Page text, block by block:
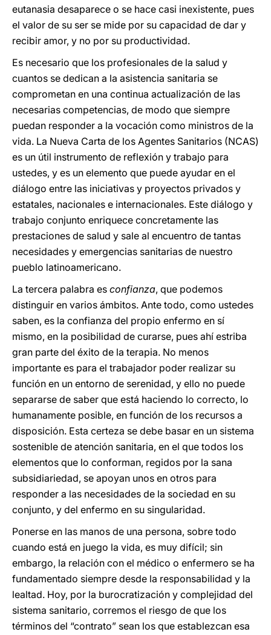
eutanasia desaparece o se hace casi inexistente, pues
el valor de su ser se mide por su capacidad de dar y
recibir amor, y no por su productividad.
Es necesario que los profesionales de la salud y
cuantos se dedican a la asistencia sanitaria se
comprometan en una continua actualización de las
necesarias competencias, de modo que siempre
puedan responder a la vocación como ministros de la
vida. La Nueva Carta de los Agentes Sanitarios (NCAS)
es un útil instrumento de reflexión y trabajo para
ustedes, y es un elemento que puede ayudar en el
diálogo entre las iniciativas y proyectos privados y
estatales, nacionales e internacionales. Este diálogo y
trabajo conjunto enriquece concretamente las
prestaciones de salud y sale al encuentro de tantas
necesidades y emergencias sanitarias de nuestro
pueblo latinoamericano.
La tercera palabra es confianza, que podemos
distinguir en varios ámbitos. Ante todo, como ustedes
saben, es la confianza del propio enfermo en sí
mismo, en la posibilidad de curarse, pues ahí estriba
gran parte del éxito de la terapia. No menos
importante es para el trabajador poder realizar su
función en un entorno de serenidad, y ello no puede
separarse de saber que está haciendo lo correcto, lo
humanamente posible, en función de los recursos a
disposición. Esta certeza se debe basar en un sistema
sostenible de atención sanitaria, en el que todos los
elementos que lo conforman, regidos por la sana
subsidiariedad, se apoyan unos en otros para
responder a las necesidades de la sociedad en su
conjunto, y del enfermo en su singularidad.
Ponerse en las manos de una persona, sobre todo
cuando está en juego la vida, es muy difícil; sin
embargo, la relación con el médico o enfermero se ha
fundamentado siempre desde la responsabilidad y la
lealtad. Hoy, por la burocratización y complejidad del
sistema sanitario, corremos el riesgo de que los
términos del “contrato” sean los que establezcan esa